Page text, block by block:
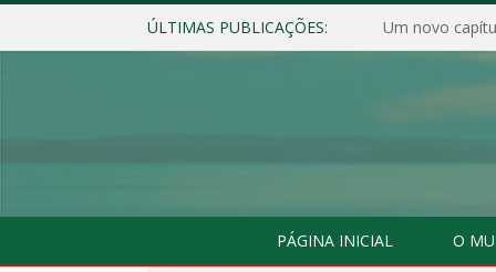
ÚLTIMAS PUBLICAÇÕES: Um novo
PÁGINA INICIAL O